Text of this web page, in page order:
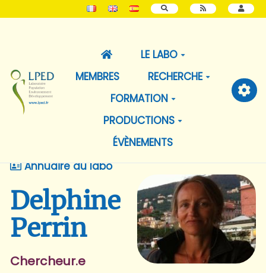
RECHERCHER
LE LABO
MEMBRES
RECHERCHE
FORMATION
PRODUCTIONS
ÉVÈNEMENTS
Annuaire du labo
Delphine
Perrin
Chercheur.e